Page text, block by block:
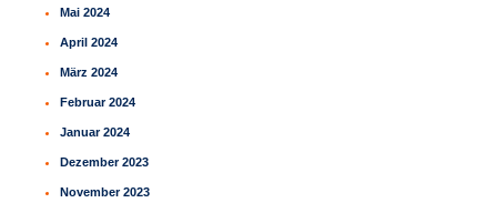
Mai 2024
April 2024
März 2024
Februar 2024
Januar 2024
Dezember 2023
November 2023